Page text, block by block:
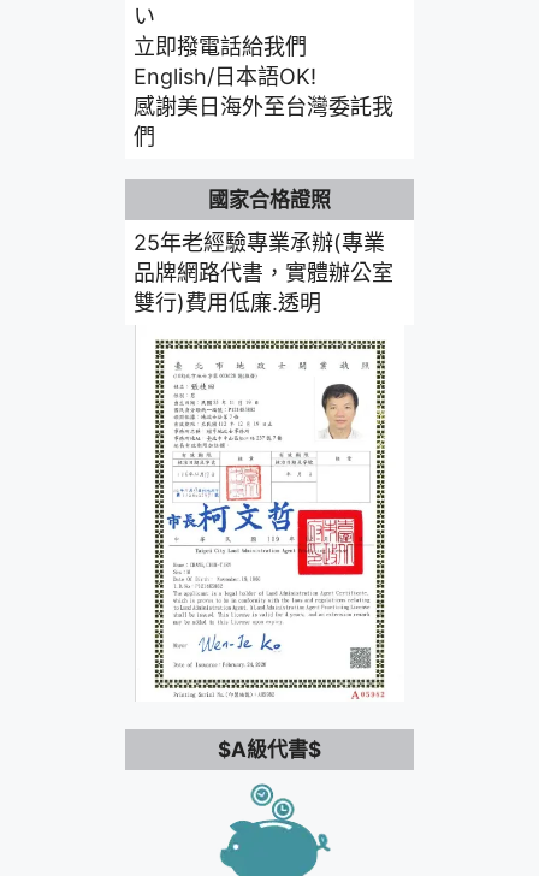
い
立即撥電話給我們
English/日本語OK!
感謝美日海外至台灣委託我
們
國家合格證照
25年老經驗專業承辦(專業
品牌網路代書，實體辦公室
雙行)費用低廉.透明
$A級代書$